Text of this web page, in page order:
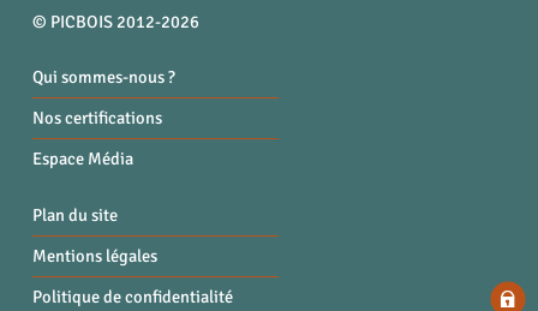
© PICBOIS 2012-2026
Qui sommes-nous ?
Nos certifications
Espace Média
Plan du site
Mentions légales
Politique de confidentialité